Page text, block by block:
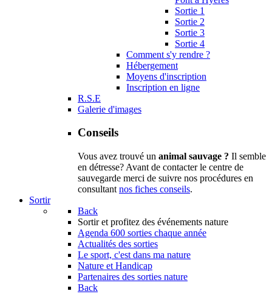
Sortie 1
Sortie 2
Sortie 3
Sortie 4
Comment s'y rendre ?
Hébergement
Moyens d'inscription
Inscription en ligne
R.S.E
Galerie d'images
Conseils
Vous avez trouvé un animal sauvage ? Il semble
en détresse? Avant de contacter le centre de
sauvegarde merci de suivre nos procédures en
consultant nos fiches conseils.
Sortir
Back
Sortir et profitez des événements nature
Agenda 600 sorties chaque année
Actualités des sorties
Le sport, c'est dans ma nature
Nature et Handicap
Partenaires des sorties nature
Back